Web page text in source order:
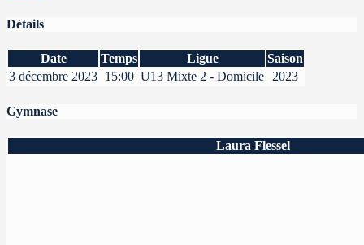
Détails
Date Temps Ligue
Saison
3 décembre 2023 15:00 U13 Mixte 2 - Domicile 2023
Gymnase
Laura Flessel